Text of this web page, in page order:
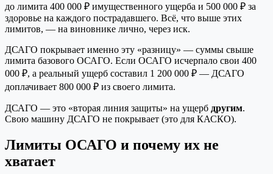
до лимита 400 000 ₽ имущественного ущерба и 500 000 ₽ за
здоровье на каждого пострадавшего. Всё, что выше этих
лимитов, — на виновнике лично, через иск.
ДСАГО покрывает именно эту «разницу» — суммы свыше
лимита базового ОСАГО. Если ОСАГО исчерпало свои 400
000 ₽, а реальный ущерб составил 1 200 000 ₽ — ДСАГО
доплачивает 800 000 ₽ из своего лимита.
ДСАГО — это «вторая линия защиты» на ущерб другим.
Свою машину ДСАГО не покрывает (это для КАСКО).
Лимиты ОСАГО и почему их не
хватает